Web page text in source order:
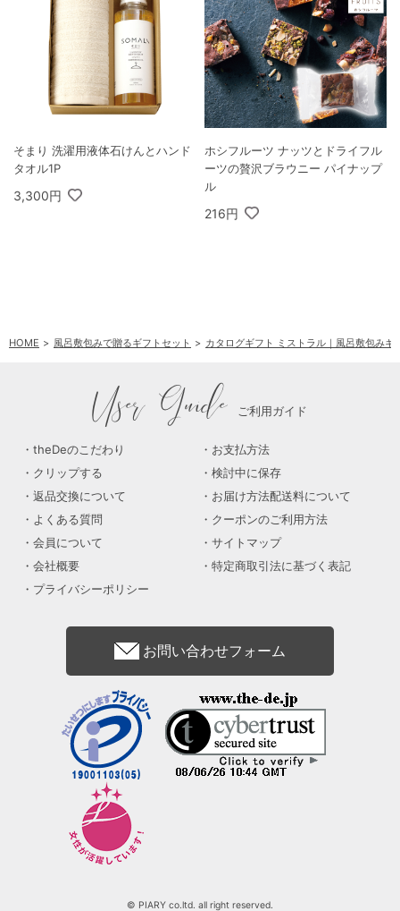
そまり 洗濯用液体石けんとハンド
タオル1P
3,300円
ホシフルーツ ナッツとドライフル
ーツの贅沢ブラウニー パイナップ
ル
216円
HOME 風呂敷包みで贈るギフトセット カタログギフト ミストラル｜風呂敷包みギ
User Guide ご利用ガイド
theDeのこだわり
お支払方法
クリップする
検討中に保存
返品交換について
お届け方法配送料について
よくある質問
クーポンのご利用方法
会員について
サイトマップ
会社概要
特定商取引法に基づく表記
プライバシーポリシー
お問い合わせフォーム
© PIARY co.ltd. all right reserved.